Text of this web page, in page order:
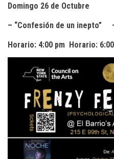
Domingo 26 de Octubre
– “Confesión de un inepto”
Horario: 4:00 pm Horario: